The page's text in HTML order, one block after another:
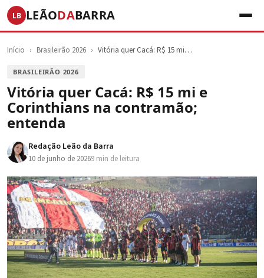
LB LEÃODABARRA
Início › Brasileirão 2026 › Vitória quer Cacá: R$ 15 mi…
BRASILEIRÃO 2026
Vitória quer Cacá: R$ 15 mi e
Corinthians na contramão;
entenda
Redação Leão da Barra
10 de junho de 20269 min de leitura